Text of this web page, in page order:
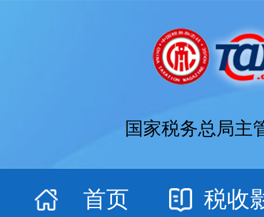
国家税务总局主
首页 税收